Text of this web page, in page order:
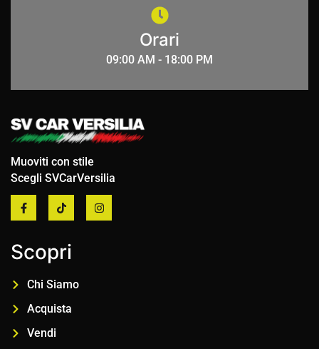
Orari
09:00 AM - 18:00 PM
Muoviti con stile
Scegli SVCarVersilia
Scopri
Chi Siamo
Acquista
Vendi